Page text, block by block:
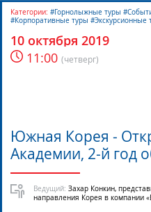
10 октября 2019
11:00 (четверг)
Категории: #Горнолыжные туры
#Корпоративные туры
Южная Корея -
Академии, 2-й год
Ведущий: Захар Конкин,
направления Корея в компании